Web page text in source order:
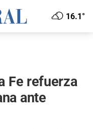
16.1°
Fe refuerza
ante